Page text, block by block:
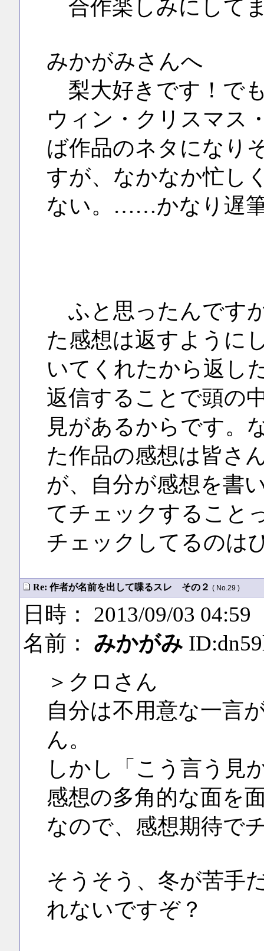
合作楽しみにして
みかがみさんへ
梨大好きです！で
ウィン・クリスマス
ば作品のネタになり
すが、なかなか忙し
ない。……かなり遅
ふと思ったんです
た感想は返すように
いてくれたから返し
返信することで頭の
見があるからです
た作品の感想は皆さ
が、自分が感想を書
てチェックするこ
チェックしてるのは
Re: 作者が名前を出して喋るスレ その２ ( No.29 )
日時： 2013/09/03 04:59
名前： みかがみ
＞クロさん
自分は不用意な一言
ん。
しかし「こう言う見
感想の多角的な面を
なので、感想期待で
そうそう、冬が苦手
れないですぞ？